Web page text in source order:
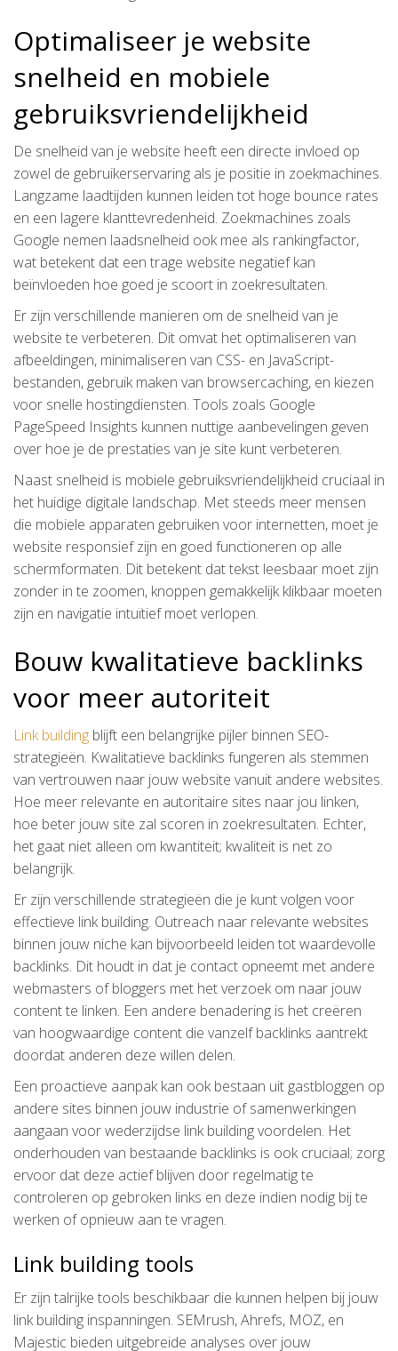
Optimaliseer je website
snelheid en mobiele
gebruiksvriendelijkheid
De snelheid van je website heeft een directe invloed op
zowel de gebruikerservaring als je positie in zoekmachines.
Langzame laadtijden kunnen leiden tot hoge bounce rates
en een lagere klanttevredenheid. Zoekmachines zoals
Google nemen laadsnelheid ook mee als rankingfactor,
wat betekent dat een trage website negatief kan
beïnvloeden hoe goed je scoort in zoekresultaten.
Er zijn verschillende manieren om de snelheid van je
website te verbeteren. Dit omvat het optimaliseren van
afbeeldingen, minimaliseren van CSS- en JavaScript-
bestanden, gebruik maken van browsercaching, en kiezen
voor snelle hostingdiensten. Tools zoals Google
PageSpeed Insights kunnen nuttige aanbevelingen geven
over hoe je de prestaties van je site kunt verbeteren.
Naast snelheid is mobiele gebruiksvriendelijkheid cruciaal in
het huidige digitale landschap. Met steeds meer mensen
die mobiele apparaten gebruiken voor internetten, moet je
website responsief zijn en goed functioneren op alle
schermformaten. Dit betekent dat tekst leesbaar moet zijn
zonder in te zoomen, knoppen gemakkelijk klikbaar moeten
zijn en navigatie intuïtief moet verlopen.
Bouw kwalitatieve backlinks
voor meer autoriteit
Link building blijft een belangrijke pijler binnen SEO-
strategieën. Kwalitatieve backlinks fungeren als stemmen
van vertrouwen naar jouw website vanuit andere websites.
Hoe meer relevante en autoritaire sites naar jou linken,
hoe beter jouw site zal scoren in zoekresultaten. Echter,
het gaat niet alleen om kwantiteit; kwaliteit is net zo
belangrijk.
Er zijn verschillende strategieën die je kunt volgen voor
effectieve link building. Outreach naar relevante websites
binnen jouw niche kan bijvoorbeeld leiden tot waardevolle
backlinks. Dit houdt in dat je contact opneemt met andere
webmasters of bloggers met het verzoek om naar jouw
content te linken. Een andere benadering is het creëren
van hoogwaardige content die vanzelf backlinks aantrekt
doordat anderen deze willen delen.
Een proactieve aanpak kan ook bestaan uit gastbloggen op
andere sites binnen jouw industrie of samenwerkingen
aangaan voor wederzijdse link building voordelen. Het
onderhouden van bestaande backlinks is ook cruciaal; zorg
ervoor dat deze actief blijven door regelmatig te
controleren op gebroken links en deze indien nodig bij te
werken of opnieuw aan te vragen.
Link building tools
Er zijn talrijke tools beschikbaar die kunnen helpen bij jouw
link building inspanningen. SEMrush, Ahrefs, MOZ, en
Majestic bieden uitgebreide analyses over jouw